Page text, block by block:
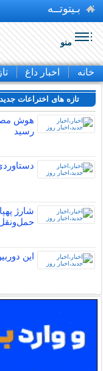
بـیتوتــه
منو
خانه اخبار داغ
تازه های اختراعات جدید
هوش
رسید
شارژ
این